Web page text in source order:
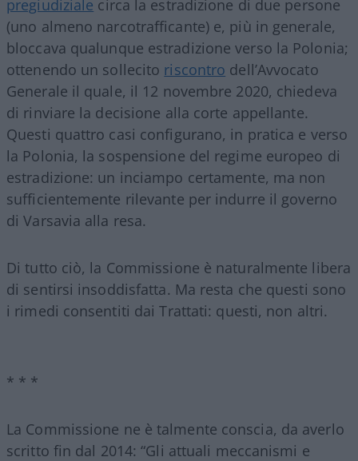
pregiudiziale circa la estradizione di due persone
(uno almeno narcotrafficante) e, più in generale,
bloccava qualunque estradizione verso la Polonia;
ottenendo un sollecito riscontro dell’Avvocato
Generale il quale, il 12 novembre 2020, chiedeva
di rinviare la decisione alla corte appellante.
Questi quattro casi configurano, in pratica e verso
la Polonia, la sospensione del regime europeo di
estradizione: un inciampo certamente, ma non
sufficientemente rilevante per indurre il governo
di Varsavia alla resa.
Di tutto ciò, la Commissione è naturalmente libera
di sentirsi insoddisfatta. Ma resta che questi sono
i rimedi consentiti dai Trattati: questi, non altri.
* * *
La Commissione ne è talmente conscia, da averlo
scritto fin dal 2014: “Gli attuali meccanismi e